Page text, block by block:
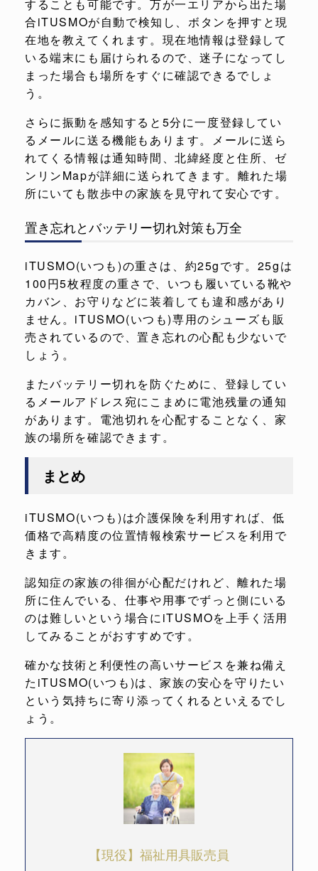
することも可能です。万が一エリアから出た場
合iTUSMOが自動で検知し、ボタンを押すと現
在地を教えてくれます。現在地情報は登録して
いる端末にも届けられるので、迷子になってし
まった場合も場所をすぐに確認できるでしょ
う。
さらに振動を感知すると5分に一度登録してい
るメールに送る機能もあります。メールに送ら
れてくる情報は通知時間、北緯経度と住所、ゼ
ンリンMapが詳細に送られてきます。離れた場
所にいても散歩中の家族を見守れて安心です。
置き忘れとバッテリー切れ対策も万全
iTUSMO(いつも)の重さは、約25gです。25gは
100円5枚程度の重さで、いつも履いている靴や
カバン、お守りなどに装着しても違和感があり
ません。iTUSMO(いつも)専用のシューズも販
売されているので、置き忘れの心配も少ないで
しょう。
またバッテリー切れを防ぐために、登録してい
るメールアドレス宛にこまめに電池残量の通知
があります。電池切れを心配することなく、家
族の場所を確認できます。
まとめ
iTUSMO(いつも)は介護保険を利用すれば、低
価格で高精度の位置情報検索サービスを利用で
きます。
認知症の家族の徘徊が心配だけれど、離れた場
所に住んでいる、仕事や用事でずっと側にいる
のは難しいという場合にiTUSMOを上手く活用
してみることがおすすめです。
確かな技術と利便性の高いサービスを兼ね備え
たiTUSMO(いつも)は、家族の安心を守りたい
という気持ちに寄り添ってくれるといえるでし
ょう。
【現役】福祉用具販売員